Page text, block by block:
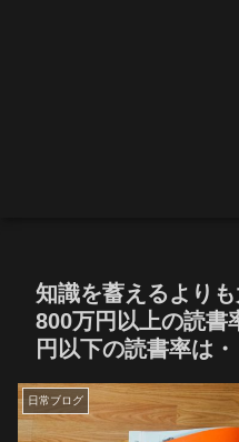
知識を蓄えるより
800万円以上の読書
円以下の読書率は・
日常ブログ